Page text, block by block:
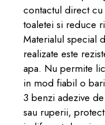
contactul direct cu
toaletei si reduce
Materialul special
realizate este
apa. Nu permite
in mod fiabil o
3 benzi adezive
sau ruperii,